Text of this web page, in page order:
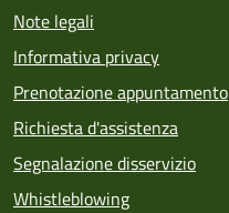
Note legali
Informativa privacy
Prenotazione appuntamento
Richiesta d'assistenza
Segnalazione disservizio
Whistleblowing